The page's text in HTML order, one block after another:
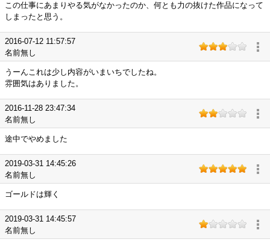
この仕事にあまりやる気がなかったのか、何とも力の抜けた作品になって
しまったと思う。
2016-07-12 11:57:57
名前無し
うーんこれは少し内容がいまいちでしたね。
雰囲気はありました。
2016-11-28 23:47:34
名前無し
途中でやめました
2019-03-31 14:45:26
名前無し
ゴールドは輝く
2019-03-31 14:45:57
名前無し